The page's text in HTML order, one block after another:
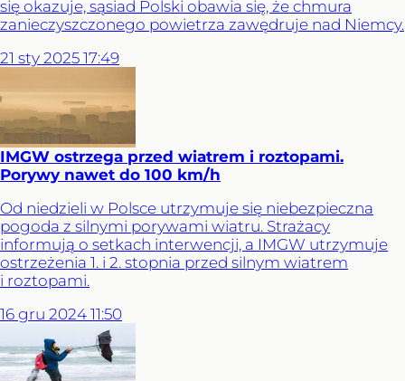
się okazuje, sąsiad Polski obawia się, że chmura
zanieczyszczonego powietrza zawędruje nad Niemcy.
21 sty 2025 17:49
IMGW ostrzega przed wiatrem i roztopami.
Porywy nawet do 100 km/h
Od niedzieli w Polsce utrzymuje się niebezpieczna
pogoda z silnymi porywami wiatru. Strażacy
informują o setkach interwencji, a IMGW utrzymuje
ostrzeżenia 1. i 2. stopnia przed silnym wiatrem
i roztopami.
16 gru 2024 11:50